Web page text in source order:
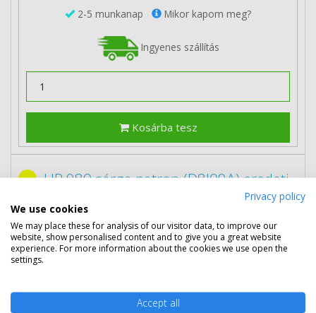
2-5 munkanap Mikor kapom meg?
Ingyenes szállítás
Kosárba tesz
HP 980 sárga patron (D8J09A) eredeti
Privacy policy
We use cookies
We may place these for analysis of our visitor data, to improve our
website, show personalised content and to give you a great website
experience. For more information about the cookies we use open the
settings.
Accept all